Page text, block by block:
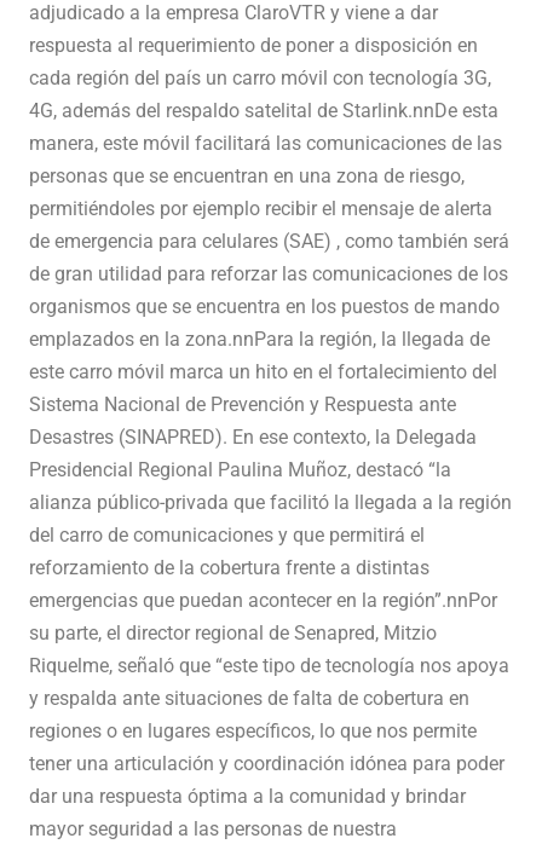
adjudicado a la empresa ClaroVTR y viene a dar
respuesta al requerimiento de poner a disposición en
cada región del país un carro móvil con tecnología 3G,
4G, además del respaldo satelital de Starlink.nnDe esta
manera, este móvil facilitará las comunicaciones de las
personas que se encuentran en una zona de riesgo,
permitiéndoles por ejemplo recibir el mensaje de alerta
de emergencia para celulares (SAE) , como también será
de gran utilidad para reforzar las comunicaciones de los
organismos que se encuentra en los puestos de mando
emplazados en la zona.nnPara la región, la llegada de
este carro móvil marca un hito en el fortalecimiento del
Sistema Nacional de Prevención y Respuesta ante
Desastres (SINAPRED). En ese contexto, la Delegada
Presidencial Regional Paulina Muñoz, destacó “la
alianza público-privada que facilitó la llegada a la región
del carro de comunicaciones y que permitirá el
reforzamiento de la cobertura frente a distintas
emergencias que puedan acontecer en la región”.nnPor
su parte, el director regional de Senapred, Mitzio
Riquelme, señaló que “este tipo de tecnología nos apoya
y respalda ante situaciones de falta de cobertura en
regiones o en lugares específicos, lo que nos permite
tener una articulación y coordinación idónea para poder
dar una respuesta óptima a la comunidad y brindar
mayor seguridad a las personas de nuestra